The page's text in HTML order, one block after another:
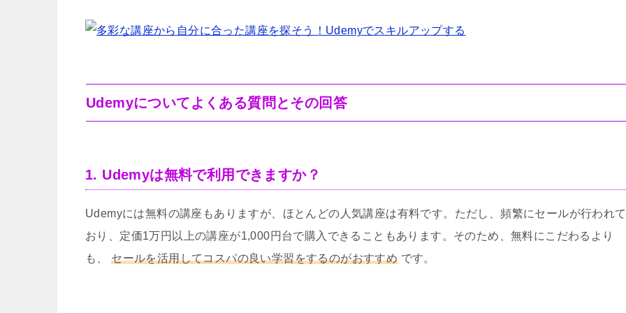
Udemyでスキルアップする
Udemyについてよくある質問とその回答
1. Udemyは無料で利用できますか？
Udemyには無料の講座もありますが、ほとんどの人気講座は有料です。ただし、頻繁にセールが行われて
おり、定価1万円以上の講座が1,000円台で購入できることもあります。そのため、無料にこだわるより
も、セールを活用してコスパの良い学習をするのがおすすめ です。